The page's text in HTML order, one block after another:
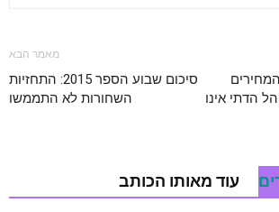
הדתי אינו
מאמר הבא
סיכום שבוע הספר 2015: התחזיות
השחורות לא התממשו
עוד מאותו הכותב